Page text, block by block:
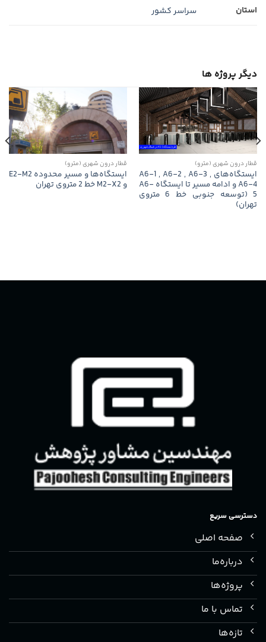
استان سراسر کشور
دیگر پروژه ها
قطار درون شهری (مترو)
ایستگاه‌های A6-1 , A6-2 , A6-3 ,
A6-4 و ادامه مسیر تا ایستگاه A6-
5 (توسعه جنوبی خط 6 متروی
تهران)
قطار درون شهری (مترو)
ایستگاه‌ها و مسیر محدوده E2-M2
و M2-X2 خط 2 متروی تهران
دسترسی سریع
صفحه اصلی
درباره‌ما
پروژه‌ها
تماس با ما
تازه‌ها